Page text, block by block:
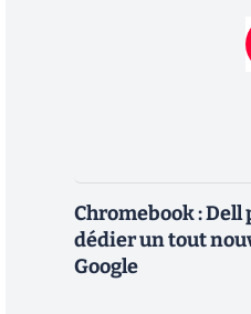
Chromebook :
dédier un tout
Google